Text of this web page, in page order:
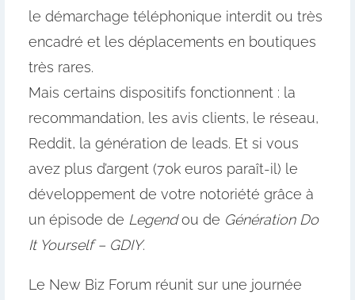
le démarchage téléphonique interdit ou très
encadré et les déplacements en boutiques
très rares.
Mais certains dispositifs fonctionnent : la
recommandation, les avis clients, le réseau,
Reddit, la génération de leads. Et si vous
avez plus d’argent (70k euros paraît-il) le
développement de votre notoriété grâce à
un épisode de Legendou de Génération Do
It Yourself – GDIY.
Le New Biz Forum réunit sur une journée